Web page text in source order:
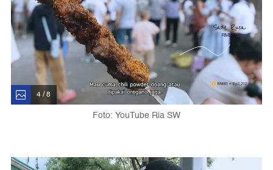
4 / 8
Foto: YouTube Ria SW